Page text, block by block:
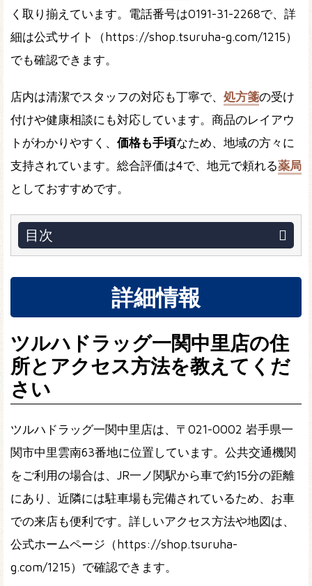
く取り揃えています。電話番号は0191-31-2268で、詳
細は公式サイト（https://shop.tsuruha-g.com/1215）
でも確認できます。
店内は清潔でスタッフの対応も丁寧で、 処方箋の受け
付けや健康相談にも対応しています。商品のレイアウ
トがわかりやすく、 価格も手頃なため、地域の方々に
支持されています。総合評価は4で、地元で頼れる薬局
としておすすめです。
目次
詳細情報
ツルハドラッグ一関中里店の住
所とアクセス方法を教えてくだ
さい
ツルハドラッグ一関中里店は、〒021-0002 岩手県一
関市中里雲南63番地に位置しています。公共交通機関
をご利用の場合は、JR一ノ関駅から車で約15分の距離
にあり、近隣には駐車場も完備されているため、お車
での来店も便利です。詳しいアクセス方法や地図は、
公式ホームページ（https://shop.tsuruha-
g.com/1215）で確認できます。